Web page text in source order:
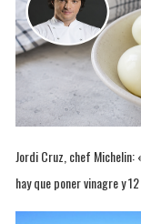
Jordi Cruz, chef
hay que poner vinagre y